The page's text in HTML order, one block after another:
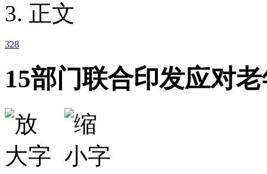
正文
328
15部门联合印发应对